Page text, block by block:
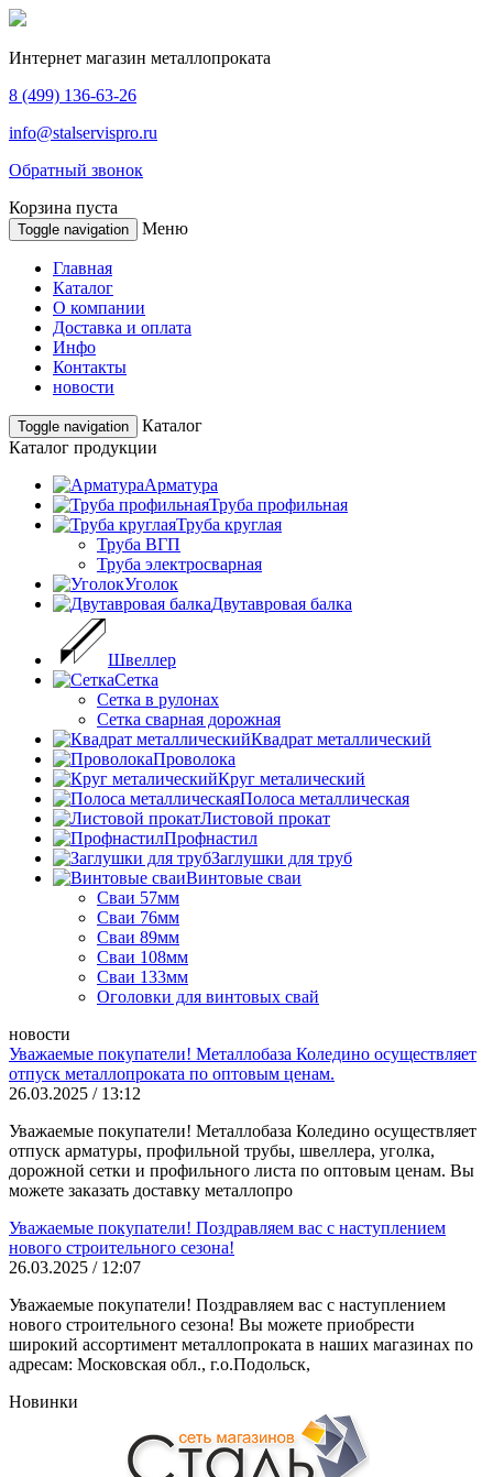
Интернет магазин металлопроката
8 (499) 136-63-26
info@stalservispro.ru
Обратный звонок
Корзина пуста
Toggle navigation Меню
Главная
Каталог
О компании
Доставка и оплата
Инфо
Контакты
новости
Toggle navigation
Каталог
Каталог продукции
Арматура
Труба профильная
Труба круглая
Труба ВГП
Труба электросварная
Уголок
Двутавровая балка
Швеллер
Cетка
Сетка в рулонах
Сетка сварная дорожная
Квадрат металлический
Проволока
Круг металический
Полоса металлическая
Листовой прокат
Профнастил
Заглушки для труб
Винтовые сваи
Сваи 57мм
Сваи 76мм
Сваи 89мм
Сваи 108мм
Сваи 133мм
Оголовки для винтовых свай
новости
Уважаемые покупатели! Металлобаза Коледино осуществляет
отпуск металлопроката по оптовым ценам.
26.03.2025 / 13:12
Уважаемые покупатели! Металлобаза Коледино осуществляет
отпуск арматуры, профильной трубы, швеллера, уголка,
дорожной сетки и профильного листа по оптовым ценам. Вы
можете заказать доставку металлопро
Уважаемые покупатели! Поздравляем вас с наступлением
нового строительного сезона!
26.03.2025 / 12:07
Уважаемые покупатели! Поздравляем вас с наступлением
нового строительного сезона! Вы можете приобрести
широкий ассортимент металлопроката в наших магазинах по
адресам: Московская обл., г.о.Подольск,
Новинки